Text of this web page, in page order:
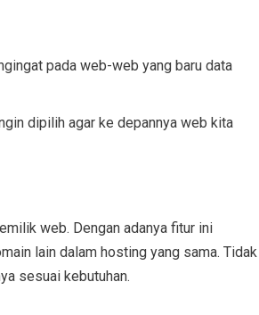
pada web-web yang baru data
dipilih agar ke depannya web kita
web. Dengan adanya fitur ini
lain dalam hosting yang sama. Tidak
sesuai kebutuhan.